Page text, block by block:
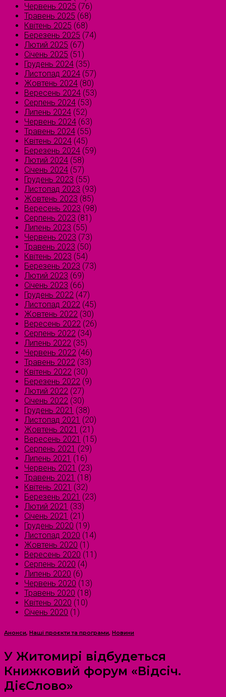
Червень 2025 (76)
Травень 2025 (68)
Квітень 2025 (68)
Березень 2025 (74)
Лютий 2025 (67)
Січень 2025 (51)
Грудень 2024 (35)
Листопад 2024 (57)
Жовтень 2024 (80)
Вересень 2024 (53)
Серпень 2024 (53)
Липень 2024 (52)
Червень 2024 (63)
Травень 2024 (55)
Квітень 2024 (45)
Березень 2024 (59)
Лютий 2024 (58)
Січень 2024 (57)
Грудень 2023 (55)
Листопад 2023 (93)
Жовтень 2023 (85)
Вересень 2023 (98)
Серпень 2023 (81)
Липень 2023 (55)
Червень 2023 (73)
Травень 2023 (50)
Квітень 2023 (54)
Березень 2023 (73)
Лютий 2023 (69)
Січень 2023 (66)
Грудень 2022 (47)
Листопад 2022 (45)
Жовтень 2022 (30)
Вересень 2022 (26)
Серпень 2022 (34)
Липень 2022 (35)
Червень 2022 (46)
Травень 2022 (33)
Квітень 2022 (30)
Березень 2022 (9)
Лютий 2022 (27)
Січень 2022 (30)
Грудень 2021 (38)
Листопад 2021 (20)
Жовтень 2021 (21)
Вересень 2021 (15)
Серпень 2021 (29)
Липень 2021 (16)
Червень 2021 (23)
Травень 2021 (18)
Квітень 2021 (32)
Березень 2021 (23)
Лютий 2021 (33)
Січень 2021 (21)
Грудень 2020 (19)
Листопад 2020 (14)
Жовтень 2020 (1)
Вересень 2020 (11)
Серпень 2020 (4)
Липень 2020 (6)
Червень 2020 (13)
Травень 2020 (18)
Квітень 2020 (10)
Січень 2020 (1)
Анонси, Наші проєкти та програми, Новини
У Житомирі відбудеться
Книжковий форум «Відсіч.
ДієСлово»